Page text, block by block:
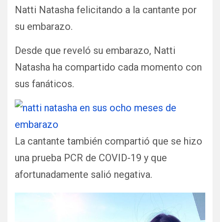
Natti Natasha felicitando a la cantante por
su embarazo.
Desde que reveló su embarazo, Natti
Natasha ha compartido cada momento con
sus fanáticos.
La cantante también compartió que se hizo
una prueba PCR de COVID-19 y que
afortunadamente salió negativa.